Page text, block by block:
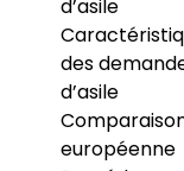
d’asile
des
d’asile
européenne